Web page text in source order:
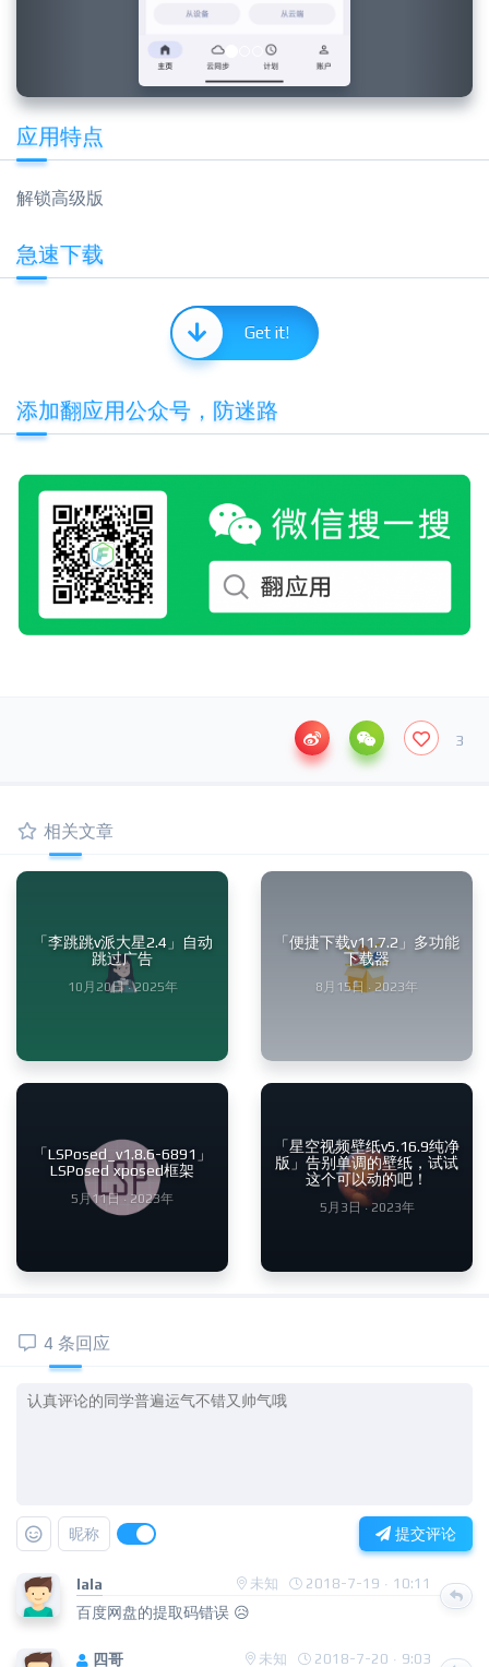
应用特点
解锁高级版
急速下载
Get it!
添加翻应用公众号，防迷路
3
相关文章
「李跳跳v派大星2.4」自动
跳过广告
10月20日 · 2025年
「便捷下载v11.7.2」多功能
下载器
8月15日 · 2023年
「LSPosed_v1.8.6-6891」
LSPosed xposed框架
5月11日 · 2023年
「星空视频壁纸v5.16.9纯净
版」告别单调的壁纸，试试
这个可以动的吧！
5月3日 · 2023年
4 条回应
昵称 提交评论
lala 未知 2018-7-19 · 10:11
百度网盘的提取码错误 😥
四哥 未知 2018-7-20 · 9:03